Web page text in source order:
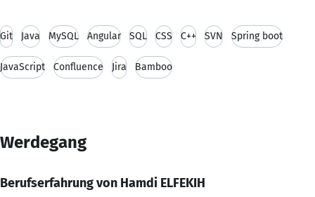
Git Java MySQL Angular SQL CSS C++ SVN Spring boot
JavaScript Confluence Jira Bamboo
Werdegang
Berufserfahrung von Hamdi ELFEKIH